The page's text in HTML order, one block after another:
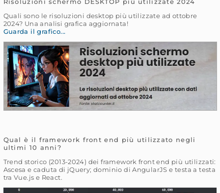
Quali sono le risoluzioni desktop più utilizzate ad ottobre
2024? Una analisi grafica aggiornata!
Guarda il grafico...
Qual è il framework front end più utilizzato negli
ultimi 10 anni?
Trend storico (2013-2024) dei framework front end più utilizzati:
Ascesa e caduta di jQuery; dominio di AngularJS e testa a testa
tra Vue.js e React.